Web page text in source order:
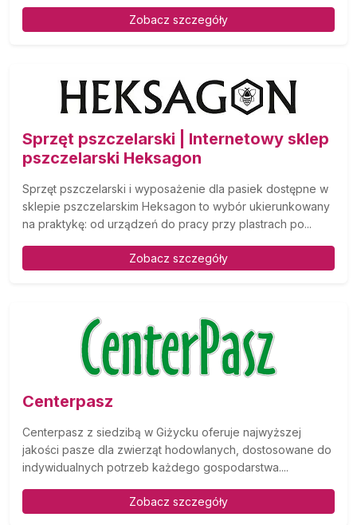
Zobacz szczegóły
Sprzęt pszczelarski | Internetowy sklep
pszczelarski Heksagon
Sprzęt pszczelarski i wyposażenie dla pasiek dostępne w
sklepie pszczelarskim Heksagon to wybór ukierunkowany
na praktykę: od urządzeń do pracy przy plastrach po...
Zobacz szczegóły
Centerpasz
Centerpasz z siedzibą w Giżycku oferuje najwyższej
jakości pasze dla zwierząt hodowlanych, dostosowane do
indywidualnych potrzeb każdego gospodarstwa....
Zobacz szczegóły